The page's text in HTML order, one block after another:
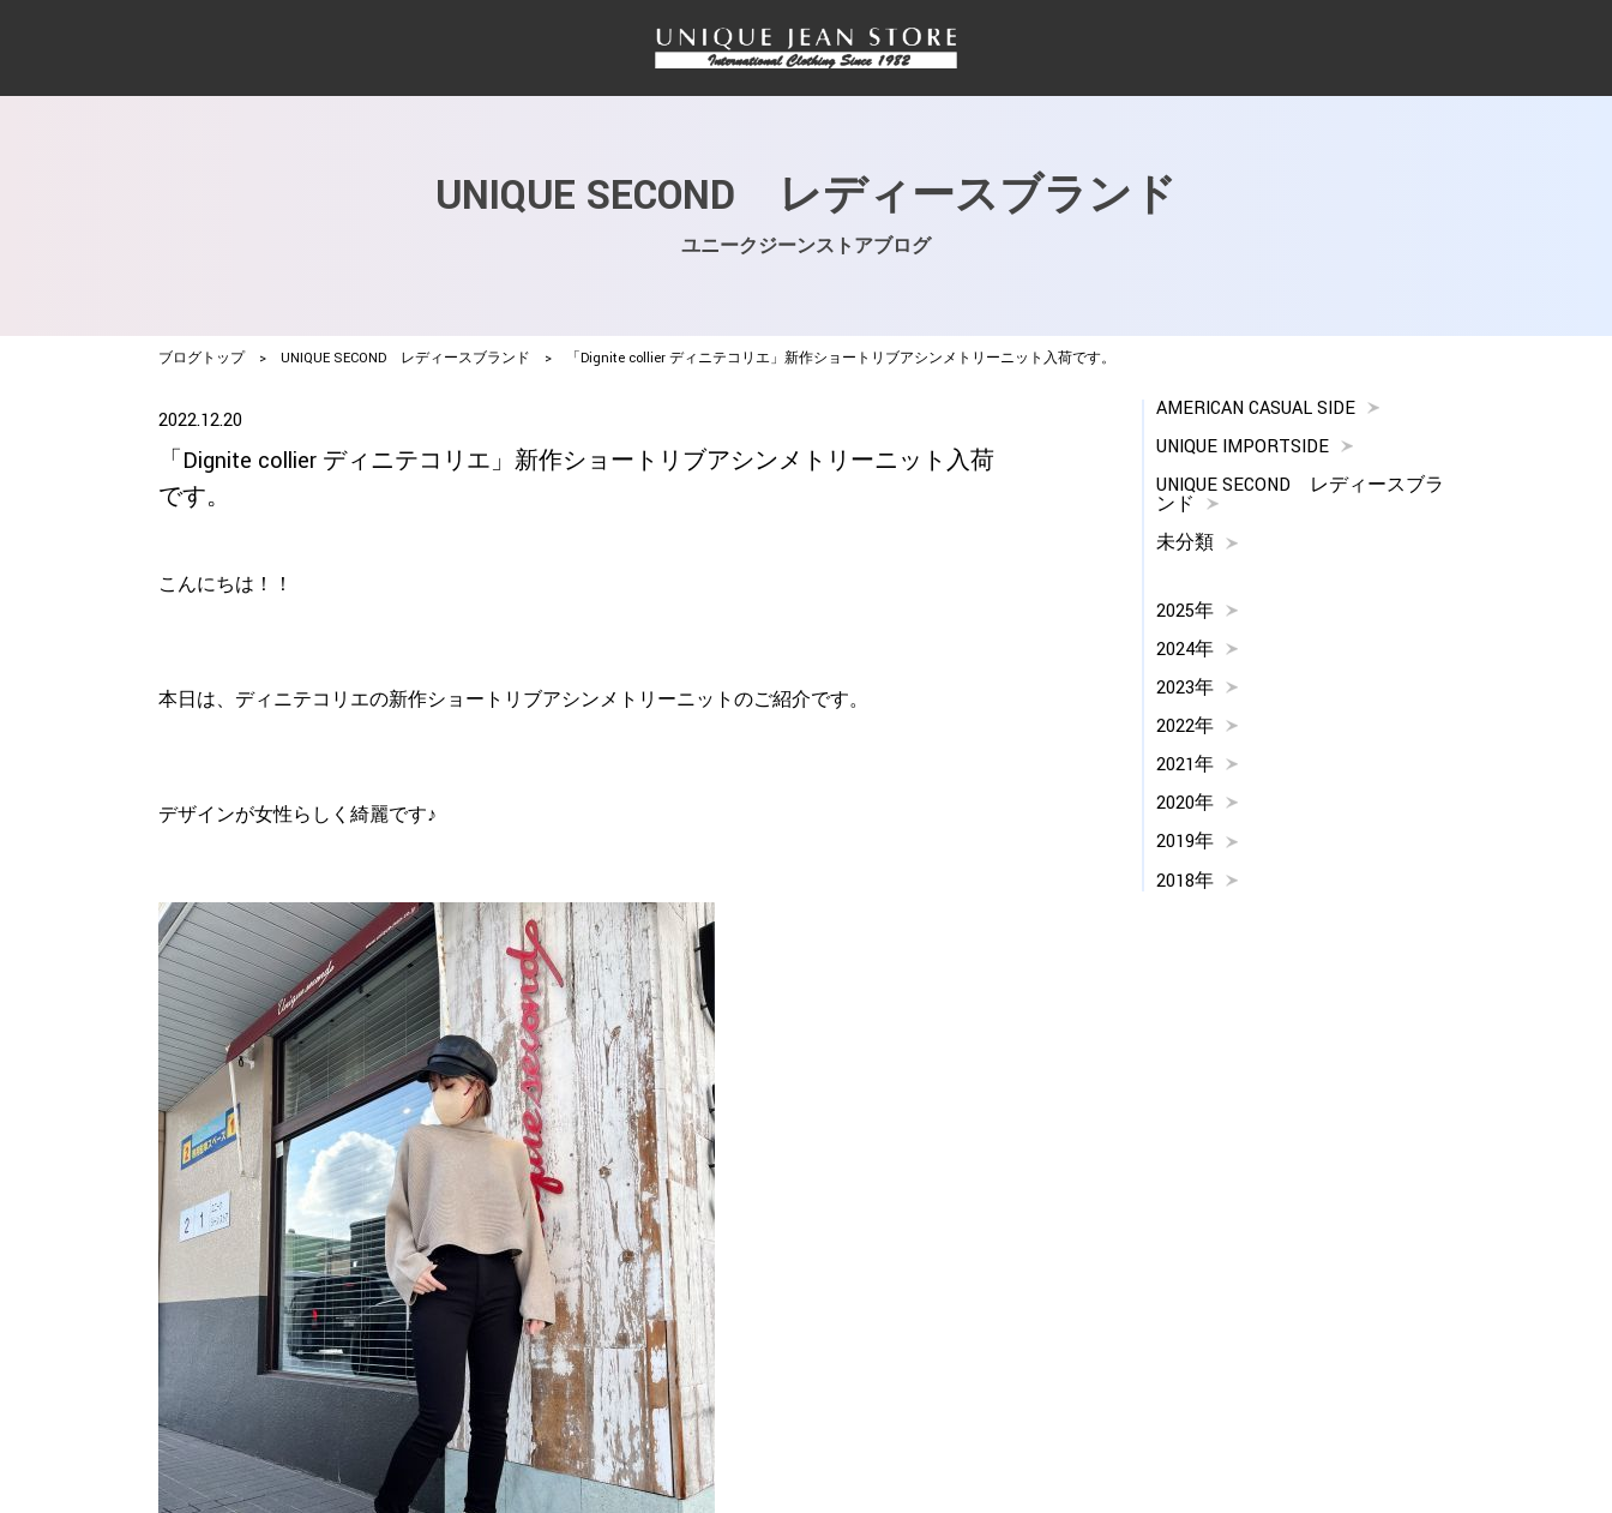
UNIQUE SECOND レディースブランド
ユニークジーンストアブログ
ブログトップ > UNIQUE SECOND レディースブランド > 「Dignite collier ディニテコリエ」新作ショートリブアシンメトリーニット入荷です。
AMERICAN CASUAL SIDE
UNIQUE IMPORTSIDE
UNIQUE SECOND レディースブラ
ンド
未分類
2025年
2024年
2023年
2022年
2021年
2020年
2019年
2018年
2022.12.20
「Dignite collier ディニテコリエ」新作ショートリブアシンメトリーニット入荷
です。
こんにちは！！
本日は、ディニテコリエの新作ショートリブアシンメトリーニットのご紹介です。
デザインが女性らしく綺麗です♪